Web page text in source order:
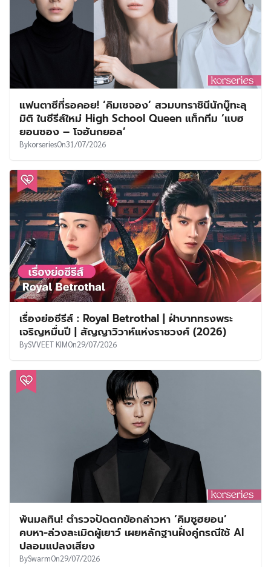
แฟนตาซีที่รอคอย! ‘คิมเซจอง’ สวมบทราชินีนักบู๊ทะลุ
มิติ ในซีรีส์ใหม่ High School Queen แท็กทีม ‘แบฮ
ยอนซอง – โจฮันกยอล’
BykorseriesOn31/07/2026
เรื่องย่อซีรีส์ : Royal Betrothal | ฝ่าบาททรงพระ
เจริญหมื่นปี | สัญญาวิวาห์แห่งราชวงศ์ (2026)
BySVVEET KIMOn29/07/2026
พ้นมลทิน! ตำรวจปัดตกข้อกล่าวหา ‘คิมซูฮยอน’
คบหา-ล่วงละเมิดผู้เยาว์ เผยหลักฐานฝั่งคู่กรณีใช้ AI
ปลอมแปลงเสียง
BySwarmOn29/07/2026